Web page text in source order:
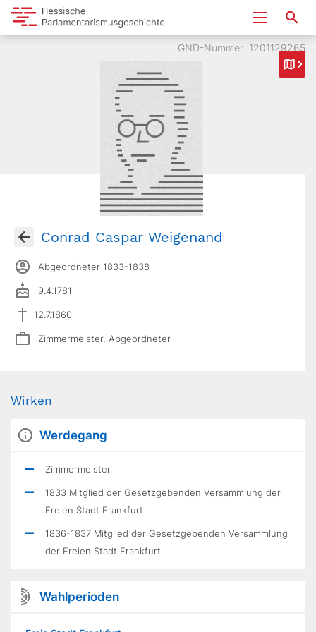
GND-Nummer: 1201129265
Conrad Caspar Weigenand
Abgeordneter 1833-1838
9.4.1781
12.7.1860
Zimmermeister, Abgeordneter
Wirken
Werdegang
Zimmermeister
1833 Mitglied der Gesetzgebenden Versammlung der
Freien Stadt Frankfurt
1836-1837 Mitglied der Gesetzgebenden Versammlung
der Freien Stadt Frankfurt
Wahlperioden